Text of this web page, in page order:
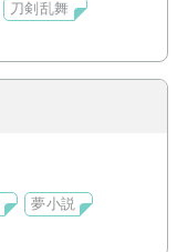
刀剣乱舞
夢小説